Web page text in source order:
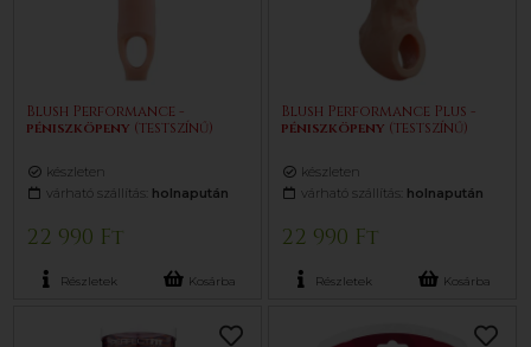
Blush Performance -
péniszköpeny (testszínű)
készleten
várható szállítás: holnapután
22 990 Ft
Részletek Kosárba
Blush Performance Plus -
péniszköpeny (testszínű)
készleten
várható szállítás: holnapután
22 990 Ft
Részletek Kosárba